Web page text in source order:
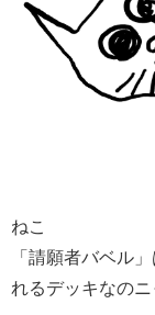
ねこ
「請願者バベル
れるデッキなのニ